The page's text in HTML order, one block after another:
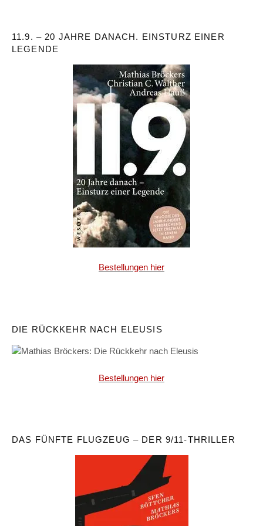
11.9. – 20 JAHRE DANACH. EINSTURZ EINER
LEGENDE
Bestellungen hier
DIE RÜCKKEHR NACH ELEUSIS
Bestellungen hier
DAS FÜNFTE FLUGZEUG – DER 9/11-THRILLER